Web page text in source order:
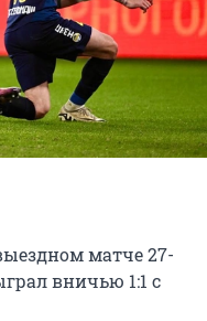
матче 27-
вничью 1:1 с